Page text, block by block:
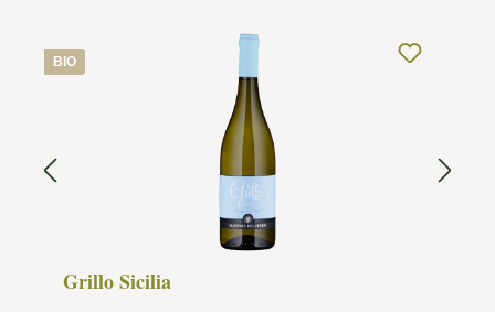
BIO
Grillo Sicilia